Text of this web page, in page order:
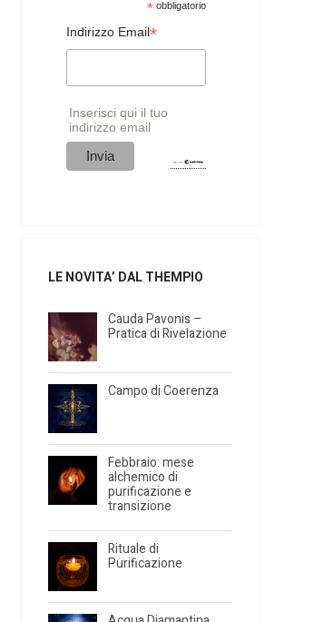
*obbligatorio
Indirizzo Email*
Inserisci qui il tuo
indirizzo email
LE NOVITA’ DAL THEMPIO
Cauda Pavonis –
Pratica di Rivelazione
Campo di Coerenza
Febbraio: mese
alchemico di
purificazione e
transizione
Rituale di
Purificazione